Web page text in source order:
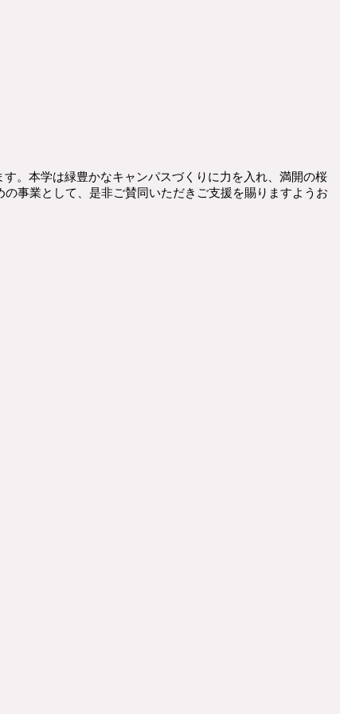
。 本学は緑豊かなキャンパスづくりに力を入れ、満開の桜
事業として、 是非ご賛同いただきご支援を賜りますようお